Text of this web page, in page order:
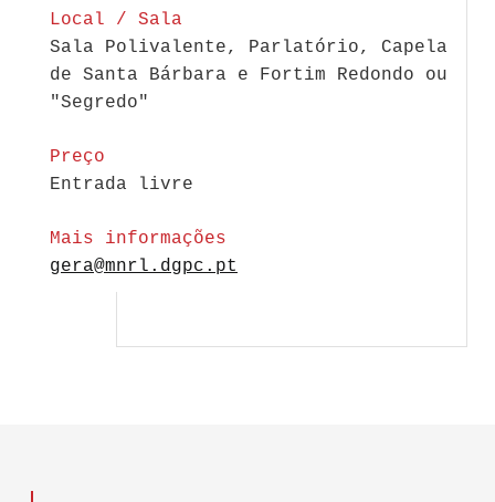
Local / Sala
Sala Polivalente, Parlatório, Capela
de Santa Bárbara e Fortim Redondo ou
"Segredo"
Preço
Entrada livre
Mais informações
gera@mnrl.dgpc.pt